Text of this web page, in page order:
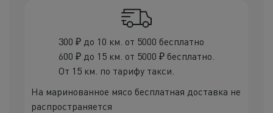
300 ₽ до 10 км. от 5000 бесплатно
600 ₽ до 15 км. от 5000 ₽ бесплатно.
От 15 км. по тарифу такси.
На маринованное мясо бесплатная доставка не
распространяется